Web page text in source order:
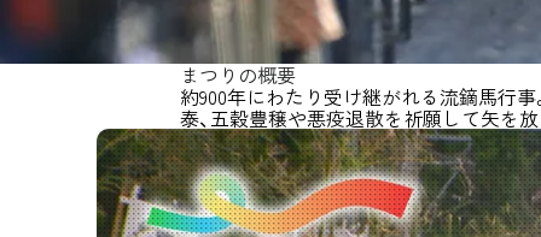
まつりの概要
約900年にわたり受け継がれる流鏑馬行
泰、五穀豊穣や悪疫退散を祈願して矢を